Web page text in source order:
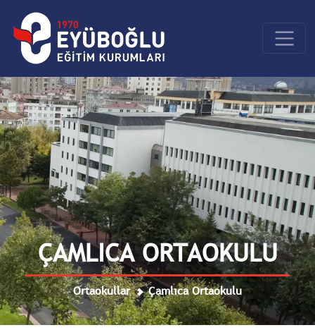
ÇAMLICA ORTAOKULU
Ortaokullar Çamlıca Ortaokulu